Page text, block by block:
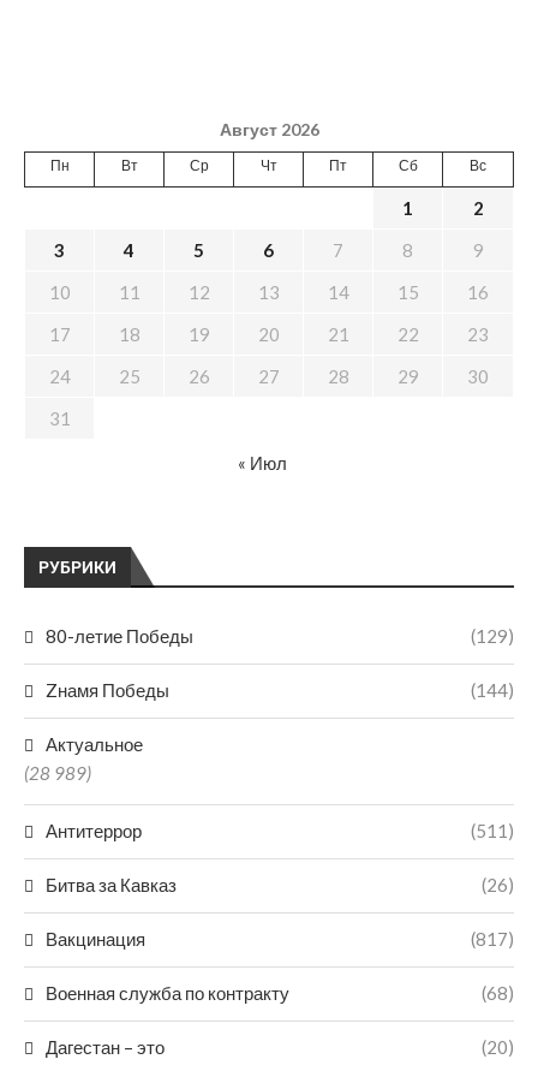
РУБРИКИ
80-летие Победы (129)
Zнамя Победы (144)
Актуальное
(28 989)
Антитеррор (511)
Битва за Кавказ (26)
Вакцинация (817)
Военная служба по контракту (68)
Дагестан – это (20)
Август 2026
Пн Вт Ср Чт Пт Сб Вс
1
2
3
4 5 6 7 8
9
10
11 12 13 14 15
16
17
18 19 20 21 22
23
24
25 26 27 28 29
30
31
« Июл